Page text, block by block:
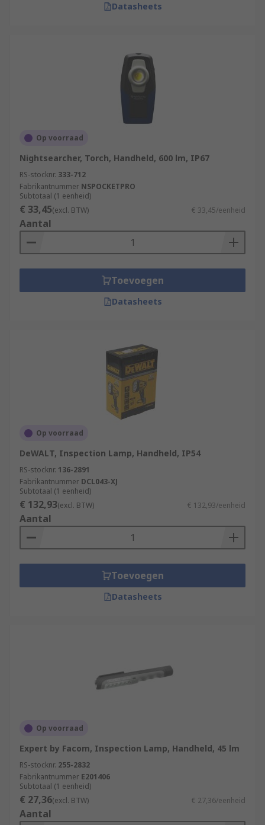
Datasheets
Op voorraad
Nightsearcher, Torch, Handheld, 600 lm, IP67
RS-stocknr. 333-712
Fabrikantnummer NSPOCKETPRO
Subtotaal (1 eenheid)
€ 33,45(excl. BTW) € 33,45/eenheid
Aantal
Toevoegen
Datasheets
Op voorraad
DeWALT, Inspection Lamp, Handheld, IP54
RS-stocknr. 136-2891
Fabrikantnummer DCL043-XJ
Subtotaal (1 eenheid)
€ 132,93(excl. BTW) € 132,93/eenheid
Aantal
Toevoegen
Datasheets
Op voorraad
Expert by Facom, Inspection Lamp, Handheld, 45 lm
RS-stocknr. 255-2832
Fabrikantnummer E201406
Subtotaal (1 eenheid)
€ 27,36(excl. BTW) € 27,36/eenheid
Aantal